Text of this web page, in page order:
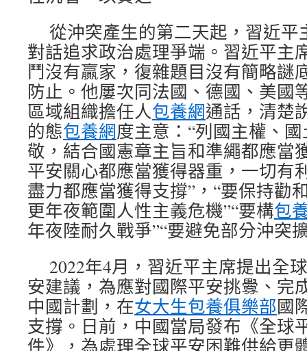
從沖突產生的第二天起，習近平
對話追求政治處理爭端。習近平主
鬥沒有贏家，復雜題目沒有簡略謎
防止。他屢次同法國、德國、美國
區域組織擔任人包養網通話，清楚
的態包養網度主意：“列國主權、
敬，結合國憲章主旨和準繩都應當
平安關心都應當獲得器重，一切有
盡力都應當獲得支撐”，“要保持勸
更年夜範圍人性主義危機”“要構包
年夜陸耐久戰爭”“要避免部分沖突
2022年4月，習近平主席提出全球
安建議，為應對國際平安挑釁、完
中國計劃，在女大生包養俱樂部國
支撐。日前，中國當局發布《全球
件》，為處理全球平安困難供給更